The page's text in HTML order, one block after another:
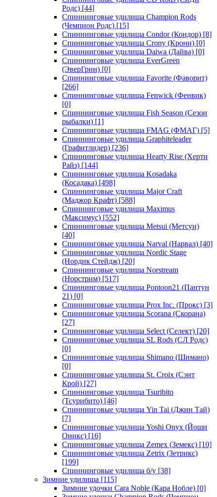
Родс) [44]
Спиннинговые удилища Champion Rods
(Чемпион Родс) [15]
Спиннинговые удилища Condor (Кондор) [8]
Спиннинговые удилища Crony (Крони) [0]
Спиннинговые удилища Daiwa (Дайва) [0]
Спиннинговые удилища EverGreen
(ЭверГрин) [0]
Спиннинговые удилища Favorite (Фаворит)
[266]
Спиннинговые удилища Fenwick (Фенвик)
[0]
Спиннинговые удилища Fish Season (Сезон
рыбалки) [1]
Спиннинговые удилища FMAG (ФМАГ) [5]
Спиннинговые удилища Graphiteleader
(Графитлидер) [236]
Спиннинговые удилища Hearty Rise (Херти
Райз) [144]
Спиннинговые удилища Kosadaka
(Косадака) [498]
Спиннинговые удилища Major Craft
(Маджор Крафт) [588]
Спиннинговые удилища Maximus
(Максимус) [552]
Спиннинговые удилища Metsui (Метсуи)
[40]
Спиннинговые удилища Narval (Нарвал) [40]
Спиннинговые удилища Nordic Stage
(Нордик Стейдж) [20]
Спиннинговые удилища Norstream
(Норстрим) [517]
Спиннинговые удилища Pontoon21 (Пантун
21) [0]
Спиннинговые удилища Prox Inc. (Прокс) [3]
Спиннинговые удилища Scorana (Скорана)
[27]
Спиннинговые удилища Select (Селект) [20]
Спиннинговые удилища SL Rods (СЛ Родс)
[0]
Спиннинговые удилища Shimano (Шимано)
[0]
Спиннинговые удилища St. Croix (Сэнт
Крой) [27]
Спиннинговые удилища Tsuribito
(Тсурибито) [46]
Спиннинговые удилища Yin Tai (Джин Тай)
[7]
Спиннинговые удилища Yoshi Onyx (Йоши
Оникс) [16]
Спиннинговые удилища Zemex (Земекс) [10]
Спиннинговые удилища Zetrix (Зетрикс)
[199]
Спиннинговые удилища б/у [38]
Зимние удилища [115]
Зимние удочки Cara Noble (Кара Нобле) [0]